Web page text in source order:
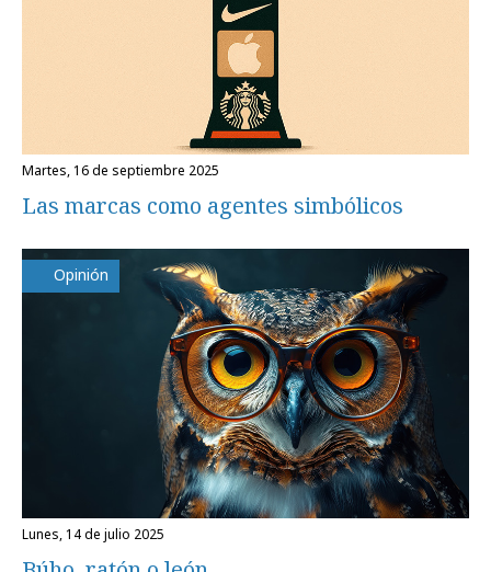
martes, 16 de septiembre 2025
Las marcas como agentes simbólicos
Opinión
lunes, 14 de julio 2025